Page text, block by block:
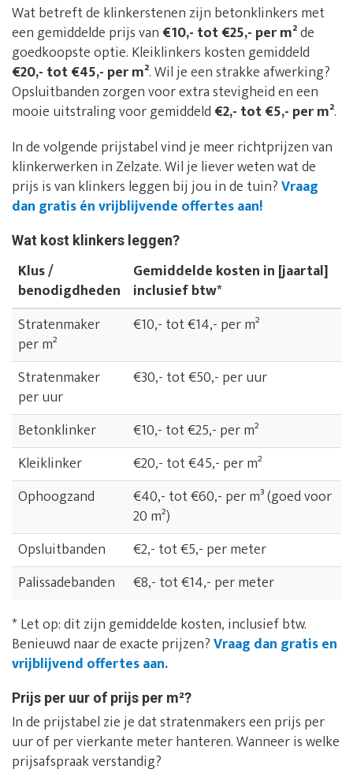
Wat betreft de klinkerstenen zijn betonklinkers met
een gemiddelde prijs van €10,- tot €25,- per m²de
goedkoopste optie. Kleiklinkers kosten gemiddeld
€20,- tot €45,- per m². Wil je een strakke afwerking?
Opsluitbanden zorgen voor extra stevigheid en een
mooie uitstraling voor gemiddeld €2,- tot €5,- per m².
In de volgende prijstabel vind je meer richtprijzen van
klinkerwerken in Zelzate. Wil je liever weten wat de
prijs is van klinkers leggen bij jou in de tuin?Vraag
dan gratis én vrijblijvende offertes aan!
Wat kost klinkers leggen?
Klus /
benodigdheden
Gemiddelde kosten in [jaartal]
inclusief btw*
Stratenmaker
per m²
€10,- tot €14,- per m²
Stratenmaker
per uur
€30,- tot €50,- per uur
Betonklinker
€10,- tot €25,- per m²
Kleiklinker
€20,- tot €45,- per m²
Ophoogzand
€40,- tot €60,- per m³ (goed voor
20 m²)
Opsluitbanden
€2,- tot €5,- per meter
Palissadebanden
€8,- tot €14,- per meter
* Let op: dit zijn gemiddelde kosten, inclusief btw.
Benieuwd naar de exacte prijzen?Vraag dan gratis en
vrijblijvend offertes aan.
Prijs per uur of prijs per m²?
In de prijstabel zie je dat stratenmakers een prijs per
uur of per vierkante meter hanteren. Wanneer is welke
prijsafspraak verstandig?